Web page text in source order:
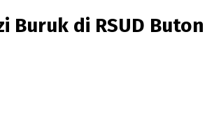
Buruk di RSUD Buton